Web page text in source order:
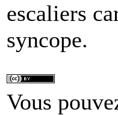
escaliers
syncope.
Vous